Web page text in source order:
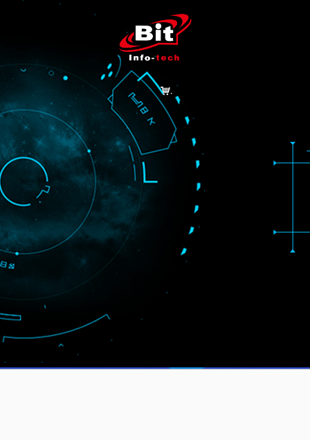
首页产品中心
解决方案
成功案例
낙技术支持